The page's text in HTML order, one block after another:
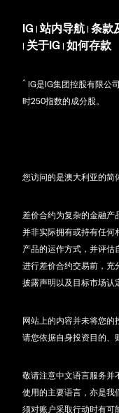
IG |站内导航 | 条款
| 关于IG | 如何存款
^ IG是IG集团控股有限公
时250指数的成分股。
您访问的是澳大利亚的简
差价合约为复杂的金融产
并非实际拥有或持有任何
产品的运作方式，并评估
进行差价合约交易前，充
披露声明以及目标市场认
网站上的内容并未将您的
请您依据自身投资目的、
敬请注意中文语言服务并
使用的主要语言，亦是我
须对账户采取行动时有可